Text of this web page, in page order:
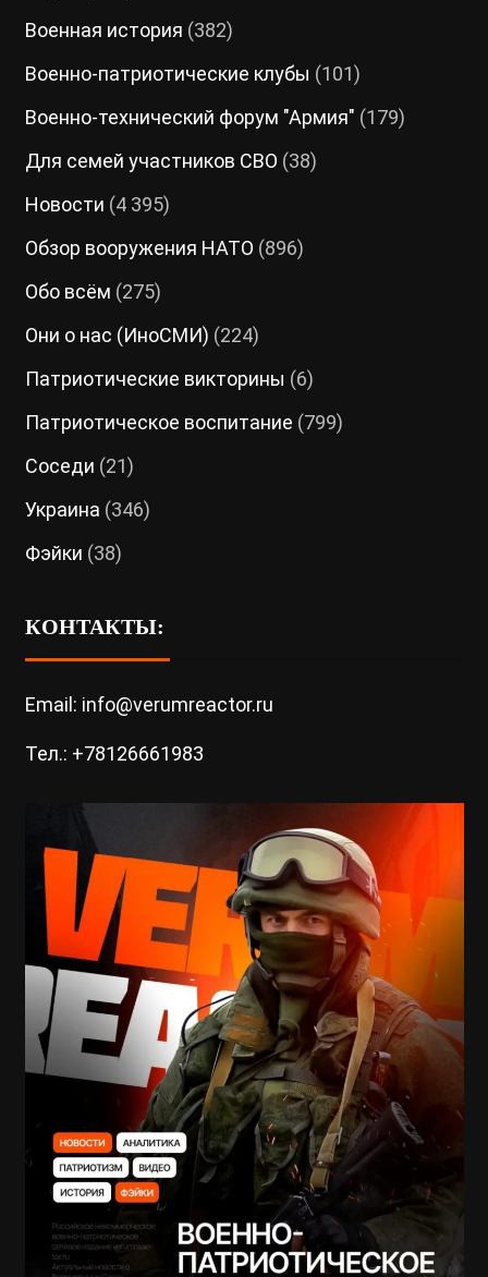
Военная история (382)
Военно-патриотические клубы (101)
Военно-технический форум "Армия" (179)
Для семей участников СВО (38)
Новости (4 395)
Обзор вооружения НАТО (896)
Обо всём (275)
Они о нас (ИноСМИ) (224)
Патриотические викторины (6)
Патриотическое воспитание (799)
Соседи (21)
Украина (346)
Фэйки (38)
КОНТАКТЫ:
Email: info@verumreactor.ru
Тел.: +78126661983